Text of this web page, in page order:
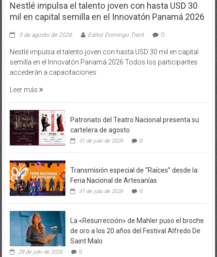
Nestlé impulsa el talento joven con hasta USD 30
mil en capital semilla en el Innovatón Panamá 2026
3 de agosto de 2026 Editor Domingo Trent 0
Nestlé impulsa el talento joven con hasta USD 30 mil en capital
semilla en el Innovatón Panamá 2026 Todos los participantes
accederán a capacitaciones
Leer más
Patronato del Teatro Nacional presenta su
cartelera de agosto
31 de julio de 2026 0
Transmisión especial de “Raíces” desde la
Feria Nacional de Artesanías
31 de julio de 2026 0
La «Resurrección» de Mahler puso el broche
de oro a los 20 años del Festival Alfredo De
Saint Malo
28 de julio de 2026 0